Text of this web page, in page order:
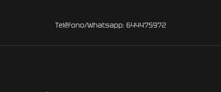
Teléfono/Whatsapp: 644475972